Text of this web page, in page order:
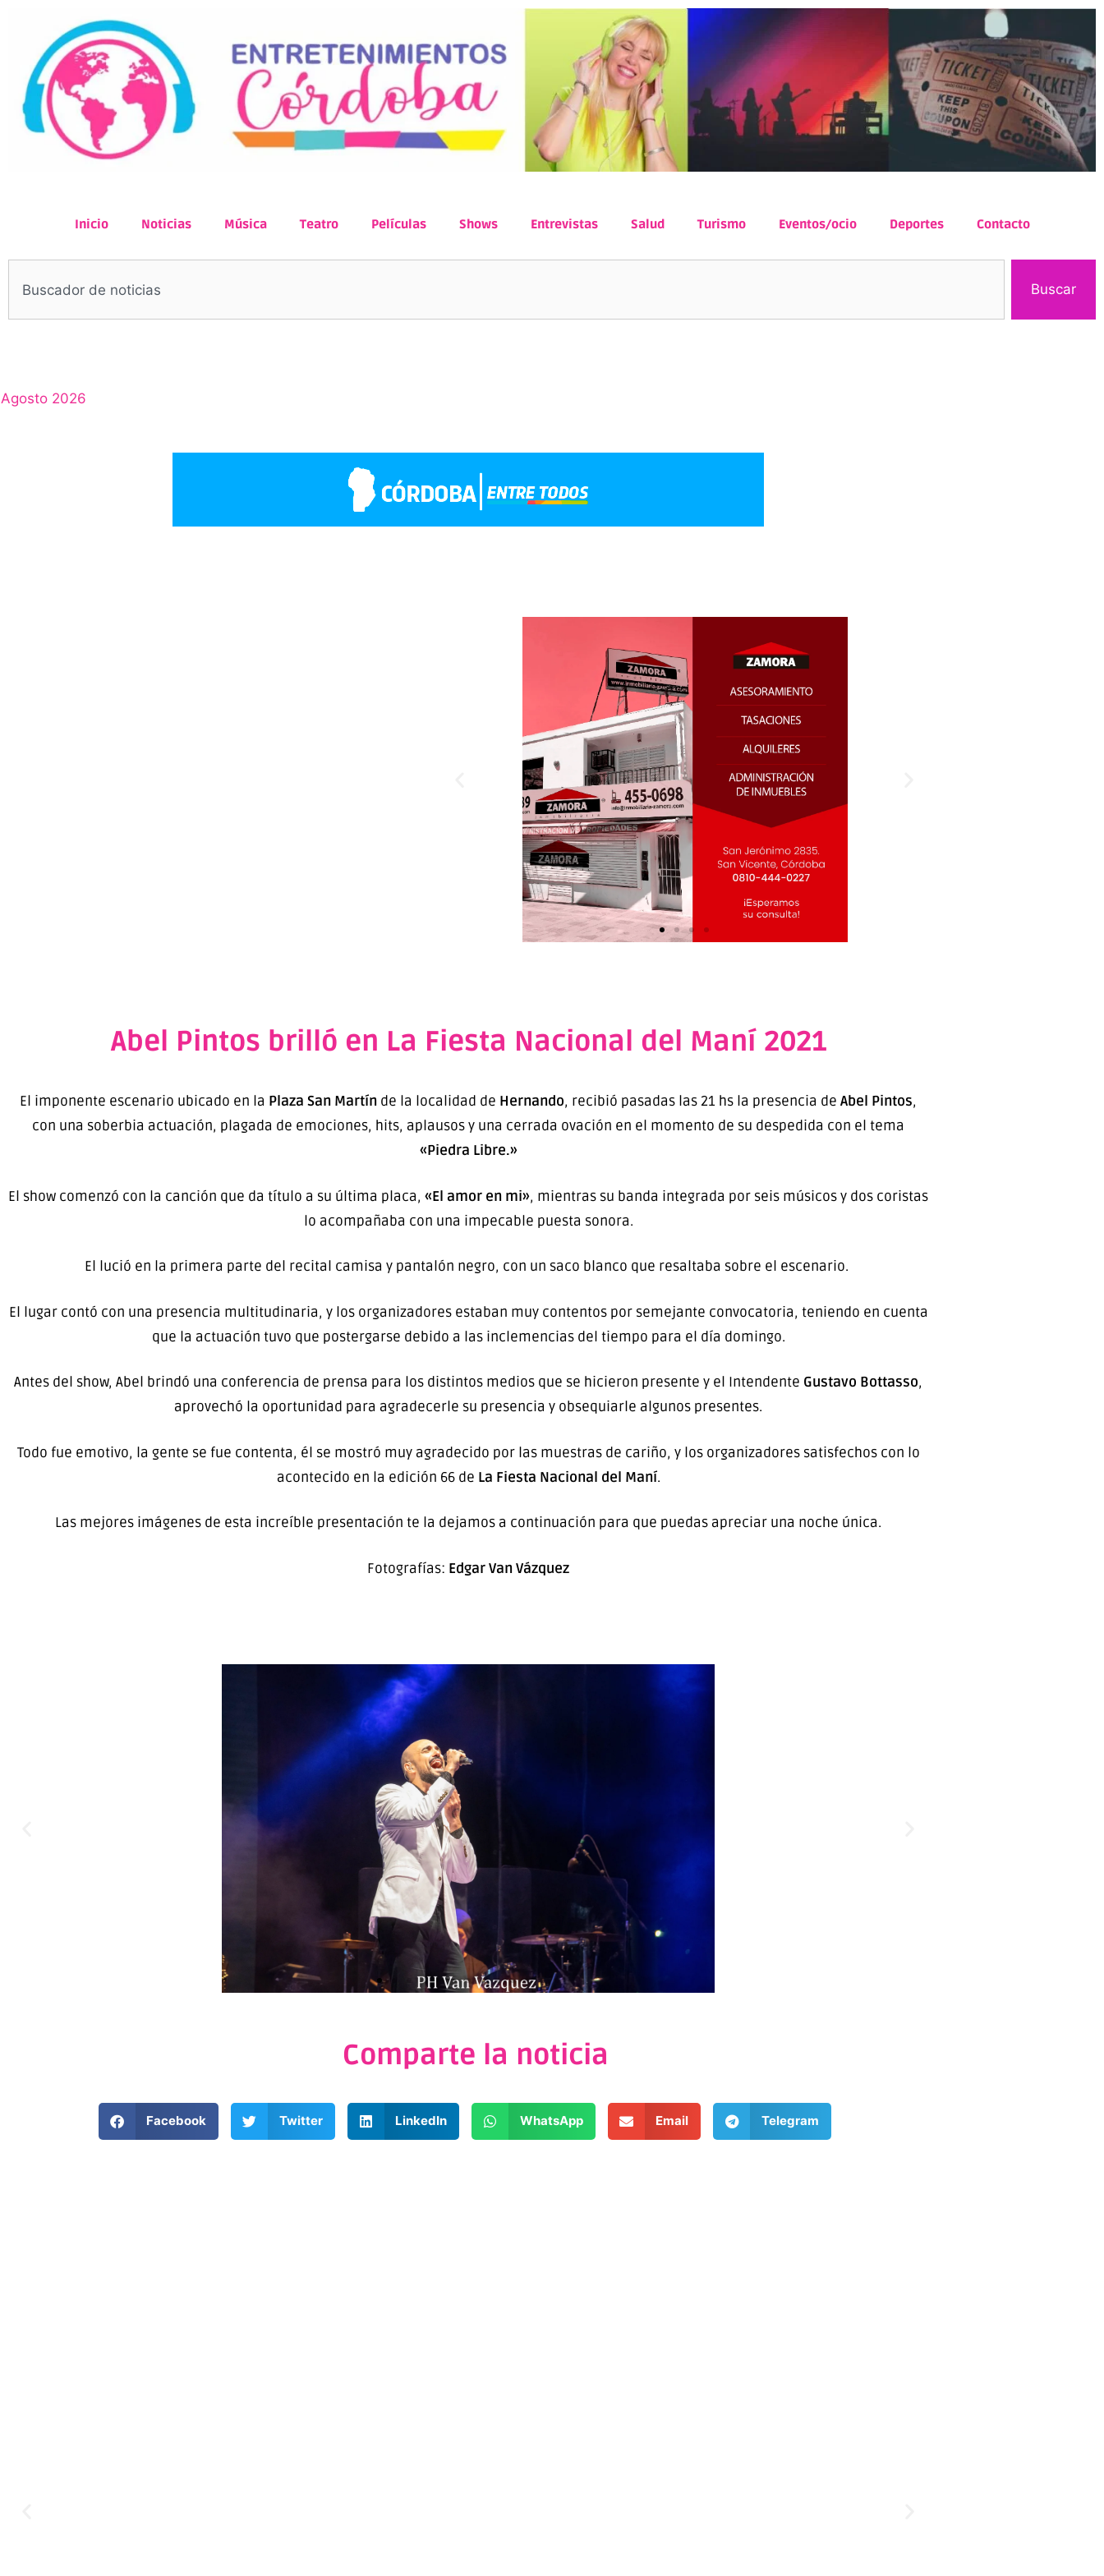
Inicio Noticias Música Teatro Películas Shows Entrevistas Salud Turismo Eventos/ocio Deportes Contacto
Buscar
Agosto 2026
Abel Pintos brilló en La Fiesta Nacional del Maní 2021
El imponente escenario ubicado en la Plaza San Martín de la localidad de Hernando, recibió pasadas las 21 hs la presencia de Abel Pintos,
con una soberbia actuación, plagada de emociones, hits, aplausos y una cerrada ovación en el momento de su despedida con el tema
«Piedra Libre.»
El show comenzó con la canción que da título a su última placa, «El amor en mi», mientras su banda integrada por seis músicos y dos coristas
lo acompañaba con una impecable puesta sonora.
El lució en la primera parte del recital camisa y pantalón negro, con un saco blanco que resaltaba sobre el escenario.
El lugar contó con una presencia multitudinaria, y los organizadores estaban muy contentos por semejante convocatoria, teniendo en cuenta
que la actuación tuvo que postergarse debido a las inclemencias del tiempo para el día domingo.
Antes del show, Abel brindó una conferencia de prensa para los distintos medios que se hicieron presente y el Intendente Gustavo Bottasso,
aprovechó la oportunidad para agradecerle su presencia y obsequiarle algunos presentes.
Todo fue emotivo, la gente se fue contenta, él se mostró muy agradecido por las muestras de cariño, y los organizadores satisfechos con lo
acontecido en la edición 66 de La Fiesta Nacional del Maní.
Las mejores imágenes de esta increíble presentación te la dejamos a continuación para que puedas apreciar una noche única.
Fotografías: Edgar Van Vázquez
Comparte la noticia
Facebook Twitter LinkedIn WhatsApp Email Telegram